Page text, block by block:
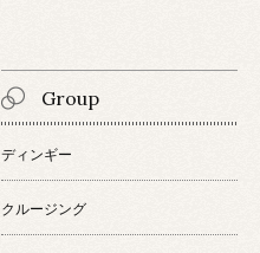
Group
ディンギー
クルージング